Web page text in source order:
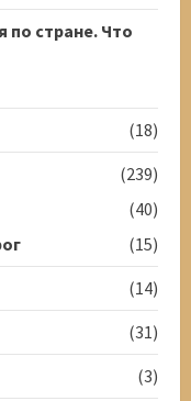
по стране. Что
(18)
(239)
(40)
(15)
(14)
(31)
(3)